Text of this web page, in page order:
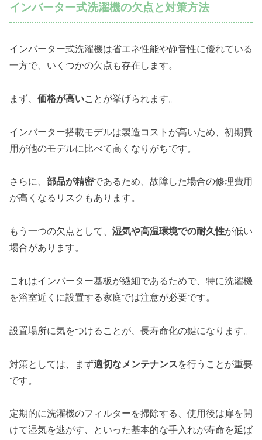
インバーター式洗濯機の欠点と対策方法
インバーター式洗濯機は省エネ性能や静音性に優れている
一方で、いくつかの欠点も存在します。
まず、 価格が高いことが挙げられます。
インバーター搭載モデルは製造コストが高いため、初期費
用が他のモデルに比べて高くなりがちです。
さらに、 部品が精密であるため、故障した場合の修理費用
が高くなるリスクもあります。
もう一つの欠点として、 湿気や高温環境での耐久性が低い
場合があります。
これはインバーター基板が繊細であるためで、特に洗濯機
を浴室近くに設置する家庭では注意が必要です。
設置場所に気をつけることが、長寿命化の鍵になります。
対策としては、まず適切なメンテナンスを行うことが重要
です。
定期的に洗濯機のフィルターを掃除する、使用後は扉を開
けて湿気を逃がす、といった基本的な手入れが寿命を延ば